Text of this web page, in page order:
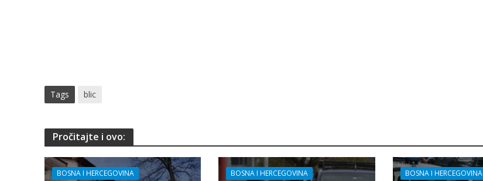
Tags blic
Pročitajte i ovo:
BOSNA I HERCEGOVINA
BOSNA I HERCEGOVINA
BOSNA I HERCEGOVINA